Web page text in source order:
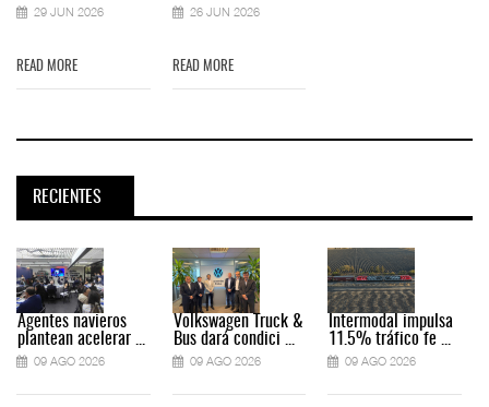
29 JUN 2026
READ MORE
26 JUN 2026
READ MORE
RECIENTES
Agentes navieros
plantean acelerar ...
09 AGO 2026
Volkswagen Truck &
Bus dará condici ...
09 AGO 2026
Intermodal impulsa
11.5% tráfico fe ...
09 AGO 2026